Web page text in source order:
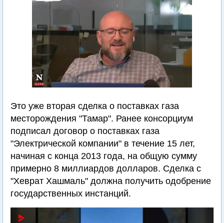
Это уже вторая сделка о поставках газа
месторождения "Тамар". Ранее консорциум
подписал договор о поставках газа
"Электрической компании" в течение 15 лет,
начиная с конца 2013 года, на общую сумму
примерно 8 миллиардов долларов. Сделка с
"Хеврат Хашмаль" должна получить одобрение
государственных инстанций.